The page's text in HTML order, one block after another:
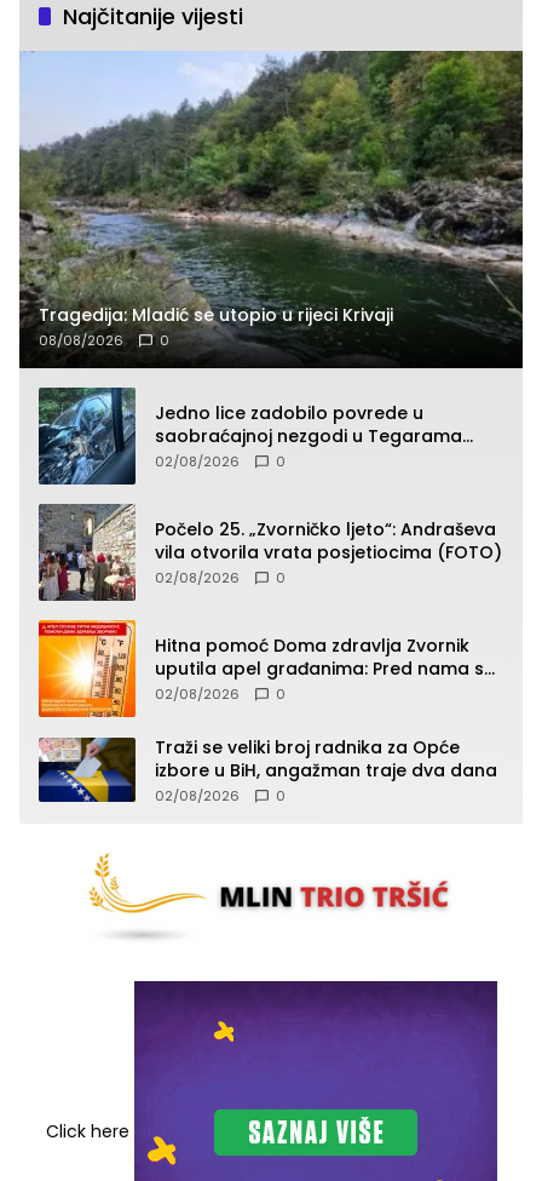
Najčitanije vijesti
Tragedija: Mladić se utopio u rijeci Krivaji
08/08/2026 0
Jedno lice zadobilo povrede u
saobraćajnoj nezgodi u Tegarama
(FOTO)
02/08/2026 0
Počelo 25. „Zvorničko ljeto“: Andraševa
vila otvorila vrata posjetiocima (FOTO)
02/08/2026 0
Hitna pomoć Doma zdravlja Zvornik
uputila apel građanima: Pred nama su
temperature do 40°C, oprez zbog
02/08/2026 0
Traži se veliki broj radnika za Opće
izbore u BiH, angažman traje dva dana
02/08/2026 0
Click here